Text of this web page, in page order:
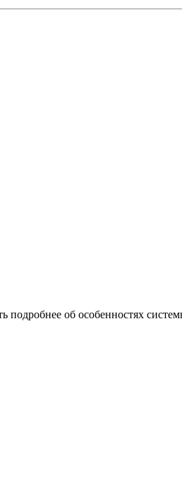
об особенностях